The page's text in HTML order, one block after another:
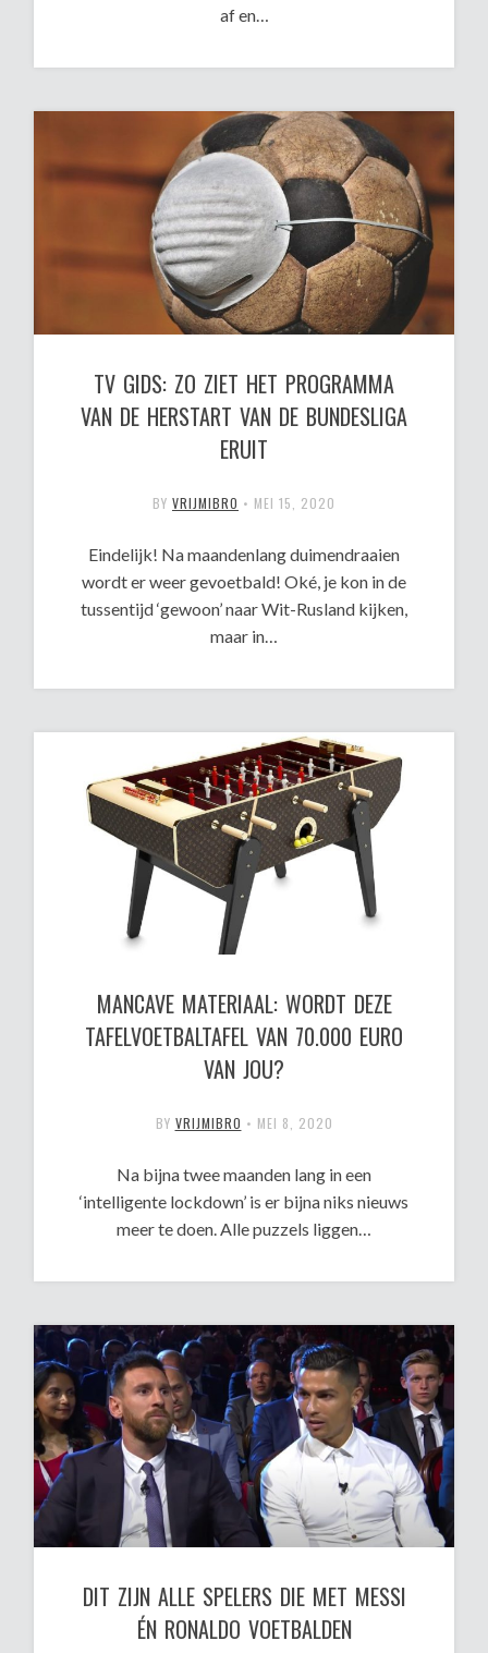
af en…
TV GIDS: ZO ZIET HET PROGRAMMA
VAN DE HERSTART VAN DE BUNDESLIGA
ERUIT
BY VRIJMIBRO • MEI 15, 2020
Eindelijk! Na maandenlang duimendraaien
wordt er weer gevoetbald! Oké, je kon in de
tussentijd ‘gewoon’ naar Wit-Rusland kijken,
maar in…
MANCAVE MATERIAAL: WORDT DEZE
TAFELVOETBALTAFEL VAN 70.000 EURO
VAN JOU?
BY VRIJMIBRO • MEI 8, 2020
Na bijna twee maanden lang in een
‘intelligente lockdown’ is er bijna niks nieuws
meer te doen. Alle puzzels liggen…
DIT ZIJN ALLE SPELERS DIE MET MESSI
ÉN RONALDO VOETBALDEN